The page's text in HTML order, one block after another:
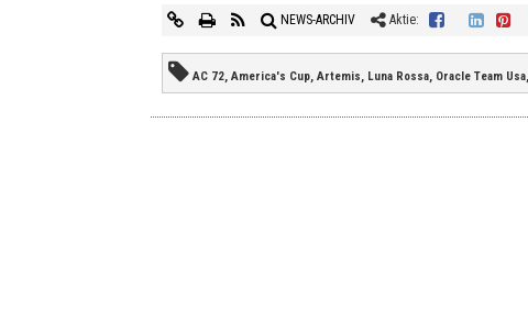
NEWS-ARCHIV Aktie:
AC 72, America's Cup, Artemis, Luna Rossa, Oracle Team